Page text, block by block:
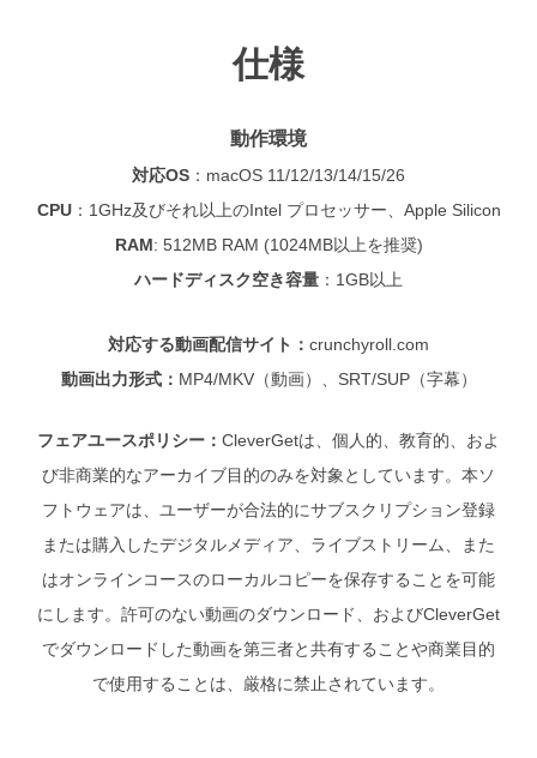
仕様
動作環境
対応OS ： macOS 11/12/13/14/15/26
CPU： 1GHz及びそれ以上のIntel プロセッサー、Apple Silicon
RAM: 512MB RAM (1024MB以上を推奨)
ハードディスク空き容量 ： 1GB以上
対応する動画配信サイト： crunchyroll.com
動画出力形式： MP4/MKV（動画）、SRT/SUP（字幕）
フェアユースポリシー： CleverGetは、個人的、教育的、およ
び非商業的なアーカイブ目的のみを対象としています。本ソ
フトウェアは、ユーザーが合法的にサブスクリプション登録
または購入したデジタルメディア、ライブストリーム、また
はオンラインコースのローカルコピーを保存することを可能
にします。許可のない動画のダウンロード、およびCleverGet
でダウンロードした動画を第三者と共有することや商業目的
で使用することは、厳格に禁止されています。